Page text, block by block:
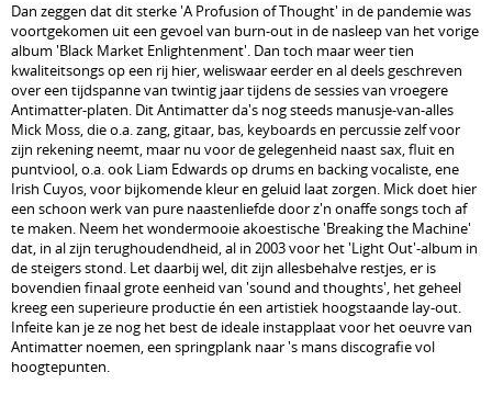
Dan zeggen dat dit sterke 'A Profusion of Thought' in de pandemie was
voortgekomen uit een gevoel van burn-out in de nasleep van het vorige
album 'Black Market Enlightenment'. Dan toch maar weer tien
kwaliteitsongs op een rij hier, weliswaar eerder en al deels geschreven
over een tijdspanne van twintig jaar tijdens de sessies van vroegere
Antimatter-platen. Dit Antimatter da's nog steeds manusje-van-alles
Mick Moss, die o.a. zang, gitaar, bas, keyboards en percussie zelf voor
zijn rekening neemt, maar nu voor de gelegenheid naast sax, fluit en
puntviool, o.a. ook Liam Edwards op drums en backing vocaliste, ene
Irish Cuyos, voor bijkomende kleur en geluid laat zorgen. Mick doet hier
een schoon werk van pure naastenliefde door z'n onaffe songs toch af
te maken. Neem het wondermooie akoestische 'Breaking the Machine'
dat, in al zijn terughoudendheid, al in 2003 voor het 'Light Out'-album in
de steigers stond. Let daarbij wel, dit zijn allesbehalve restjes, er is
bovendien finaal grote eenheid van 'sound and thoughts', het geheel
kreeg een superieure productie én een artistiek hoogstaande lay-out.
Infeite kan je ze nog het best de ideale instapplaat voor het oeuvre van
Antimatter noemen, een springplank naar 's mans discografie vol
hoogtepunten.